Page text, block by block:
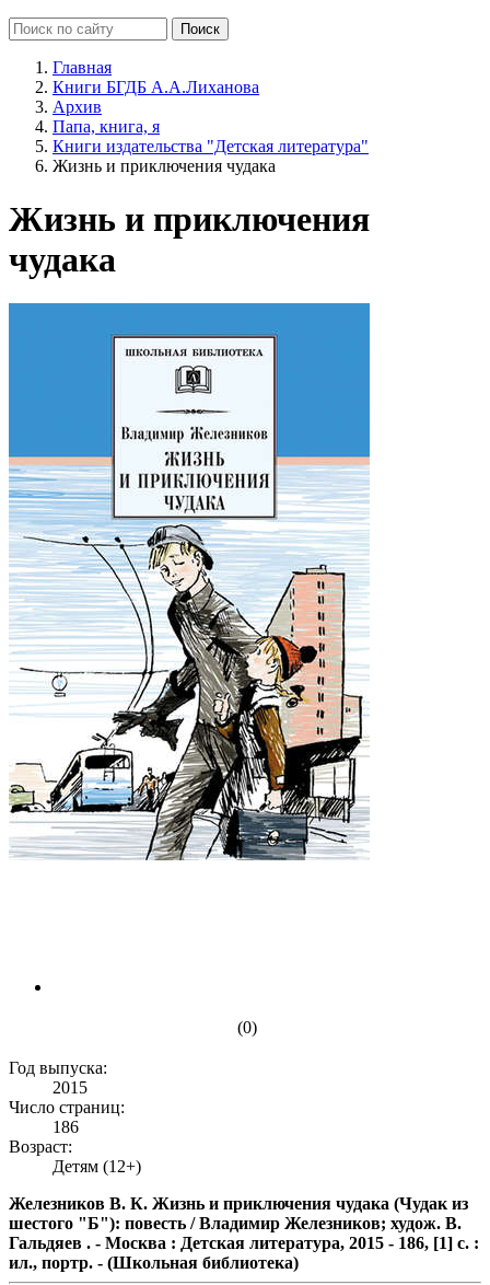
Главная
Книги БГДБ А.А.Лиханова
Архив
Папа, книга, я
Книги издательства "Детская литература"
Жизнь и приключения чудака
Жизнь и приключения
чудака
(0)
Год выпуска:
2015
Число страниц:
186
Возраст:
Детям (12+)
Железников В. К. Жизнь и приключения чудака (Чудак из
шестого "Б"): повесть / Владимир Железников; худож. В.
Гальдяев . - Москва : Детская литература, 2015 - 186, [1] с. :
ил., портр. - (Школьная библиотека)